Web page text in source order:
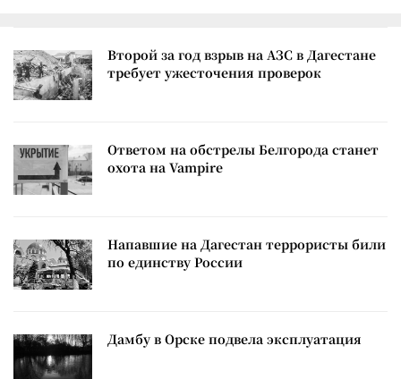
Второй за год взрыв на АЗС в Дагестане
требует ужесточения проверок
Ответом на обстрелы Белгорода станет
охота на Vampire
Напавшие на Дагестан террористы били
по единству России
Дамбу в Орске подвела эксплуатация